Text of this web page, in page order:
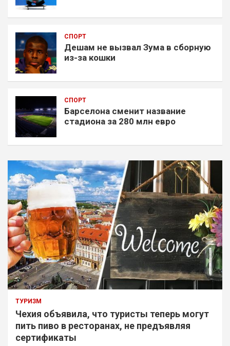
СПОРТ
Дешам не вызвал Зума в сборную
из-за кошки
СПОРТ
Барселона сменит название
стадиона за 280 млн евро
ТУРИЗМ
Чехия объявила, что туристы теперь могут
пить пиво в ресторанах, не предъявляя
сертификаты